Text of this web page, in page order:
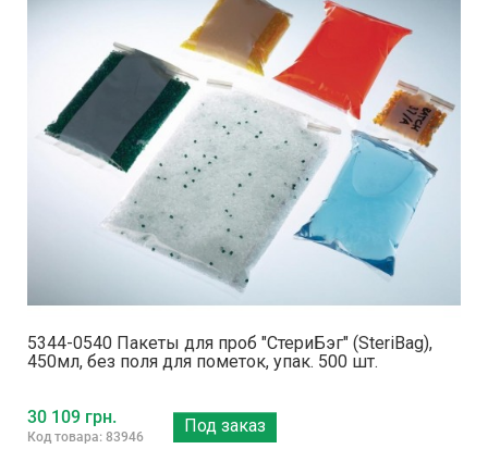
5344-0540 Пакеты для проб "СтериБэг" (SteriBag),
450мл, без поля для пометок, упак. 500 шт.
30 109 грн.
Код товара: 83946
Под заказ